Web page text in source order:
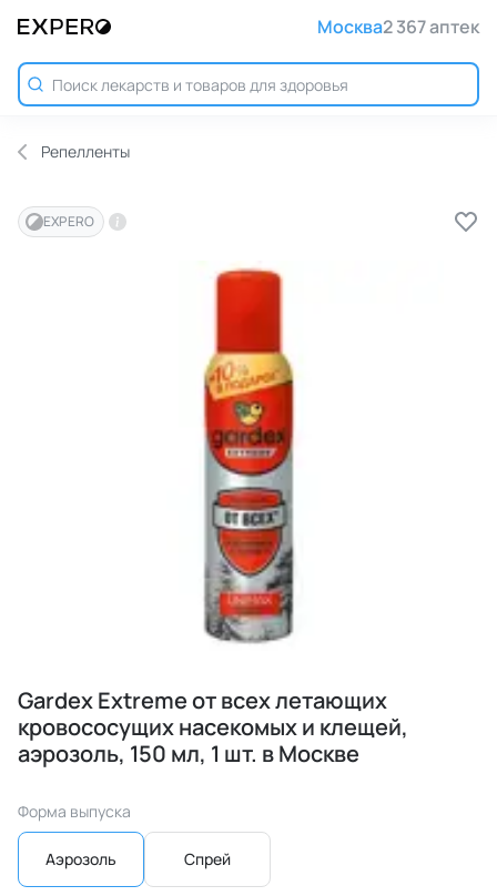
Москва2 367 аптек
Репелленты
EXPERO
Gardex Extreme от всех летающих
кровососущих насекомых и клещей,
аэрозоль, 150 мл, 1 шт. в Москве
Форма выпуска
Аэрозоль Спрей